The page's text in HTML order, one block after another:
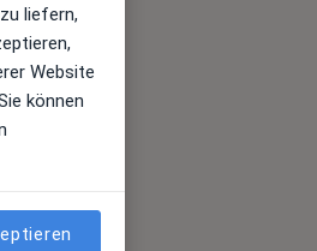
liefern,
Website
können